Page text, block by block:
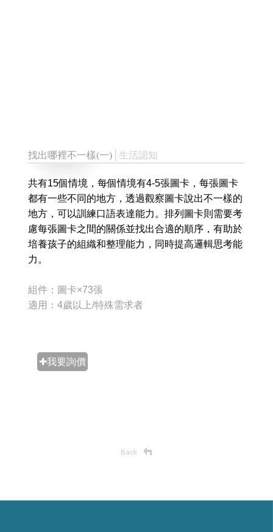
找出哪裡不一樣(一)│生活認知
共有15個情境，每個情境有4-5張圖卡，每張圖卡
都有一些不同的地方，透過觀察圖卡說出不一樣的
地方，可以訓練口語表達能力。排列圖卡則需要考
慮每張圖卡之間的關係並找出合適的順序，有助於
培養孩子的組織和整理能力，同時提高邏輯思考能
力。
組件：圖卡×73張
適用：4歲以上/特殊需求者
✚我要詢價